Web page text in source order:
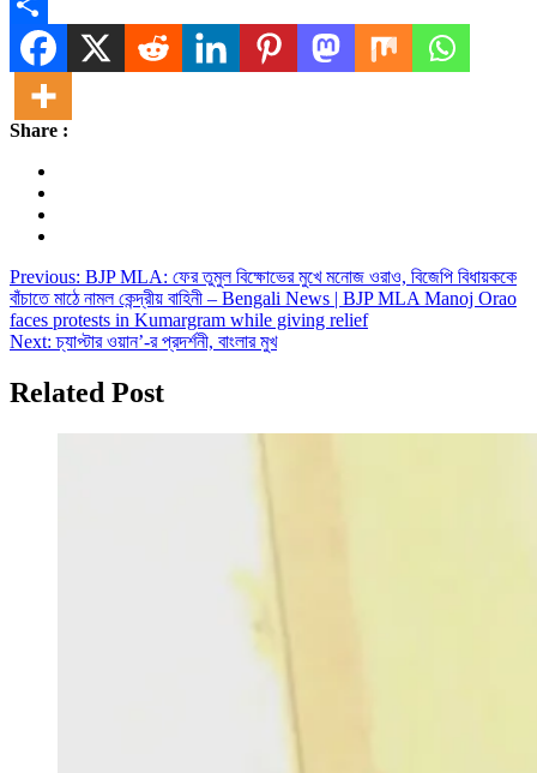
Share
Share :
Post
navigation
Previous: BJP MLA: ফের তুমুল বিক্ষোভের মুখে মনোজ ওরাও, বিজেপি বিধায়ককে
বাঁচাতে মাঠে নামল কেন্দ্রীয় বাহিনী – Bengali News | BJP MLA Manoj Orao
faces protests in Kumargram while giving relief
Next: চ্যাপ্টার ওয়ান’-র প্রদর্শনী, বাংলার মুখ
Related Post